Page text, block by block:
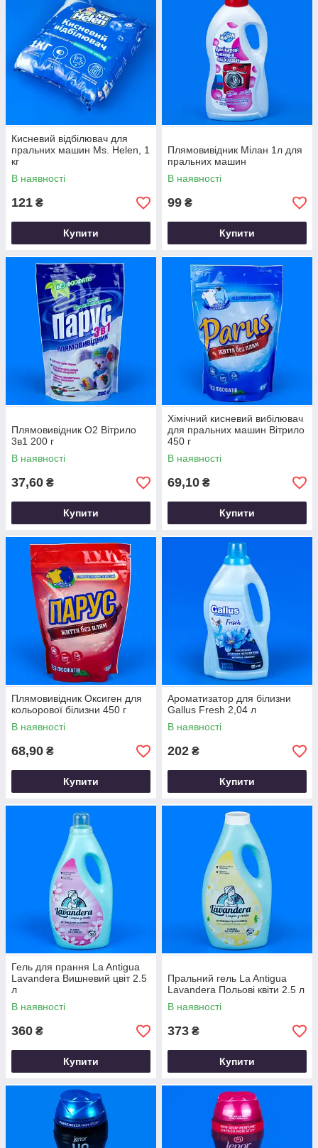
Кисневий відбілювач для
пральних машин Ms. Helen, 1
кг
В наявності
121 ₴
Купити
Плямовивідник Мілан 1л для
пральних машин
В наявності
99 ₴
Купити
Плямовивідник О2 Вітрило
3в1 200 г
В наявності
37,60 ₴
Купити
Хімічний кисневий вибілювач
для пральних машин Вітрило
450 г
В наявності
69,10 ₴
Купити
Плямовивідник Оксиген для
кольорової білизни 450 г
В наявності
68,90 ₴
Купити
Ароматизатор для білизни
Gallus Fresh 2,04 л
В наявності
202 ₴
Купити
Гель для прання La Antigua
Lavandera Вишневий цвіт 2.5
л
В наявності
360 ₴
Купити
Пральний гель La Antigua
Lavandera Польові квіти 2.5 л
В наявності
373 ₴
Купити